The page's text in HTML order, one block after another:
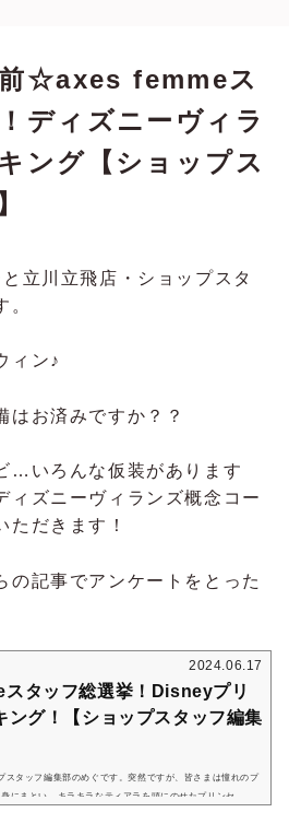
☆axes femmeス
ディズニーヴィラ
ング【ショップス
立川立飛店・ショップスタ
。
ィン♪
はお済みですか？？
…いろんな仮装があります
ィズニーヴィランズ概念コー
ただきます！
の記事でアンケートをとった
2024.06.17
タッフ総選挙！Disneyプリ
ング！【ショップスタッフ編集
スタッフ編集部のめぐです。突然ですが、皆さまは憧れのプ
にまとい、キラキラなティアラを頭にのせたプリンセ